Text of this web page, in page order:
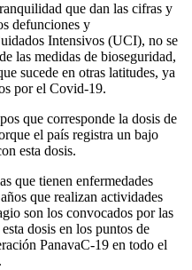
que dan las cifras y
defunciones y
Intensivos (UCI), no se
las medidas de bioseguridad,
sucede en otras latitudes, ya
por el Covid-19.
que corresponde la dosis de
el país registra un bajo
esta dosis.
que tienen enfermedades
que realizan actividades
son los convocados por las
dosis en los puntos de
PanavaC-19 en todo el